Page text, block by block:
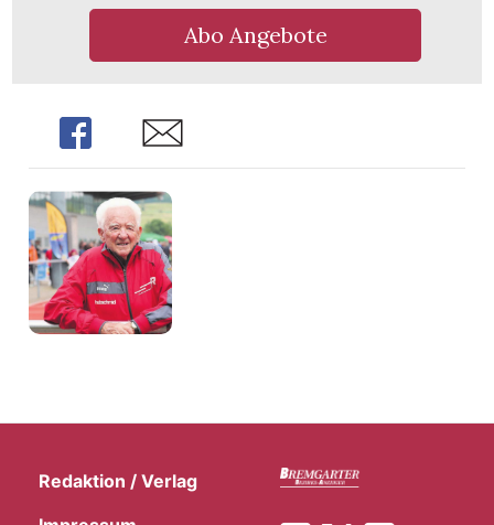
Abo Angebote
Share Share
Redaktion / Verlag